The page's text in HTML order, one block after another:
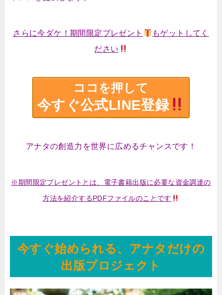
さらに今ダケ！期間限定プレゼント
もゲットしてく
ださい
ココを押して
今すぐ公式LINE登録
アナタの創造力を世界に広めるチャンスです！
※期間限定プレゼントとは、電子書籍出版に必要な資金調達の
方法を紹介するPDFファイルのことです
今すぐ始められる、アナタだけの
出版プロジェクト